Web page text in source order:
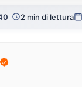
2 min di lettura